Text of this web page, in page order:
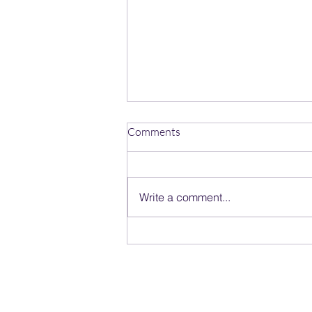
Comments
Write a comment...